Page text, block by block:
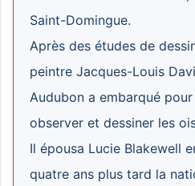
Saint-Domingue.
Après des études de
peintre Jacques-Louis
Audubon a embarqué
observer et dessiner les
Il épousa Lucie Blakewell
quatre ans plus tard la